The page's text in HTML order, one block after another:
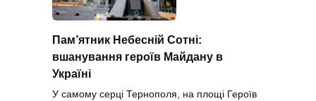
Пам’ятник Небесній Сотні:
вшанування героїв Майдану в
Україні
У самому серці Тернополя, на площі Героїв